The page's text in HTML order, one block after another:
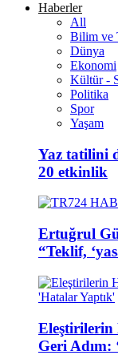
Haberler
All
Bilim ve
Dünya
Ekonomi
Kültür -
Politika
Spor
Yaşam
Yaz tatilini
20 etkinlik
Ertuğrul
“Teklif,
Eleştirilerin
Geri Adım: